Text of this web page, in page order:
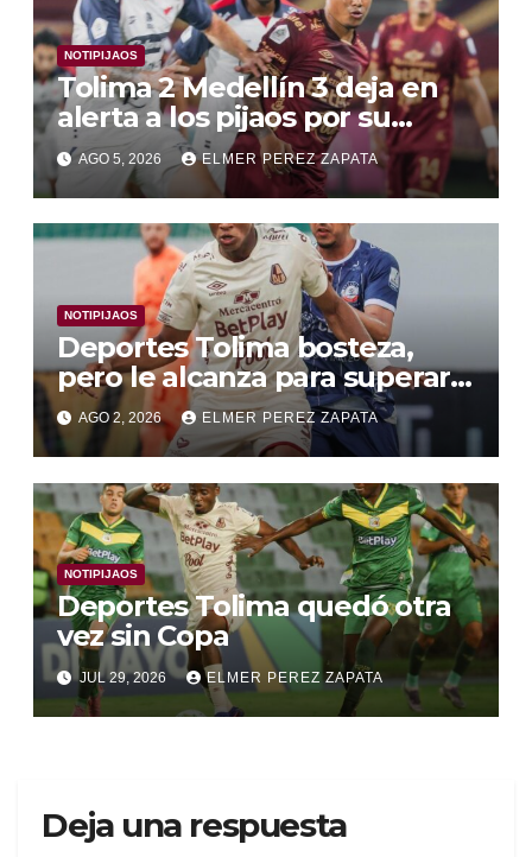
NOTIPIJAOS
Tolima 2 Medellín 3 deja en
alerta a los pijaos por su
fútbol irregular
AGO 5, 2026 ELMER PEREZ ZAPATA
NOTIPIJAOS
Deportes Tolima bosteza,
pero le alcanza para superar a
Alianza Valledupar 2 A 1
AGO 2, 2026 ELMER PEREZ ZAPATA
NOTIPIJAOS
Deportes Tolima quedó otra
vez sin Copa
JUL 29, 2026 ELMER PEREZ ZAPATA
Deja una respuesta